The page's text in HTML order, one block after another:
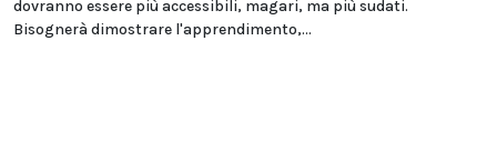
dovranno essere più accessibili, magari, ma più sudati.
Bisognerà dimostrare l'apprendimento,...